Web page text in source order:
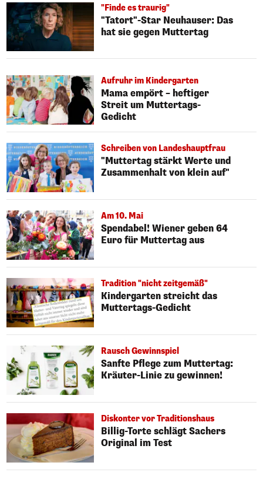
"Finde es traurig"
"Tatort"-Star Neuhauser: Das
hat sie gegen Muttertag
Aufruhr im Kindergarten
Mama empört – heftiger
Streit um Muttertags-
Gedicht
Schreiben von Landeshauptfrau
"Muttertag stärkt Werte und
Zusammenhalt von klein auf"
Am 10. Mai
Spendabel! Wiener geben 64
Euro für Muttertag aus
Tradition "nicht zeitgemäß"
Kindergarten streicht das
Muttertags-Gedicht
Rausch Gewinnspiel
Sanfte Pflege zum Muttertag:
Kräuter-Linie zu gewinnen!
Diskonter vor Traditionshaus
Billig-Torte schlägt Sachers
Original im Test